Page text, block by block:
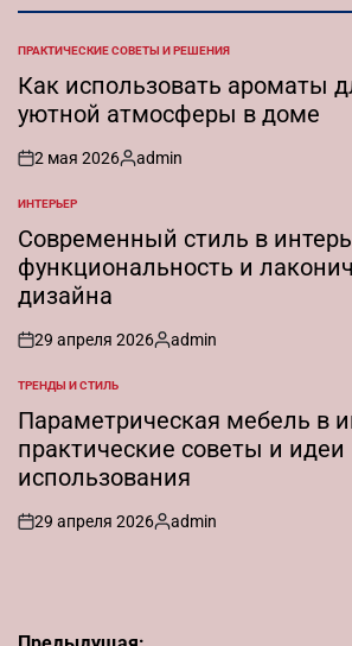
ОПУБЛИКОВАНО
В
ПРАКТИЧЕСКИЕ СОВЕТЫ И РЕШЕНИЯ
Как использовать ароматы
уютной атмосферы в доме
on
2 мая 2026
Запись
admin
ОПУБЛИКОВАНО
В
ИНТЕРЬЕР
Современный стиль в
функциональность и
дизайна
on
29 апреля 2026
Запись
admin
ОПУБЛИКОВАНО
В
ТРЕНДЫ И СТИЛЬ
Параметрическая мебель в
практические советы и идеи
использования
on
29 апреля 2026
Запись
admin